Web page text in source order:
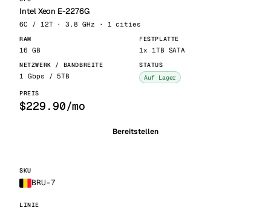
Intel Xeon E-2276G
6C / 12T · 3.8 GHz · 1 cities
16 GB 1x 1TB SATA
1 Gbps / 5TB Auf Lager
$229.90/mo
Bereitstellen
BRU-7